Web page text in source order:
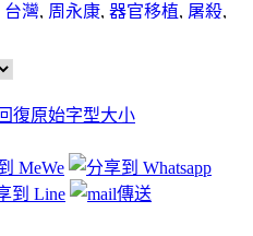
台灣, 周永康, 器官移植, 屠殺,